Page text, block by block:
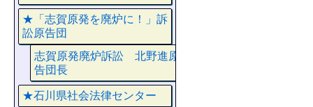
★「志賀原発を廃炉に！」訴
訟原告団
志賀原発廃炉訴訟 北野進原
告団長
★石川県社会法律センター